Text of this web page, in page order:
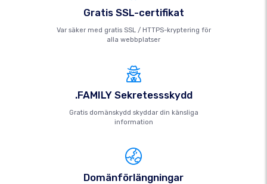
Gratis SSL-certifikat
Var säker med gratis SSL / HTTPS-kryptering för
alla webbplatser
.FAMILY Sekretessskydd
Gratis domänskydd skyddar din känsliga
information
Domänförlängningar